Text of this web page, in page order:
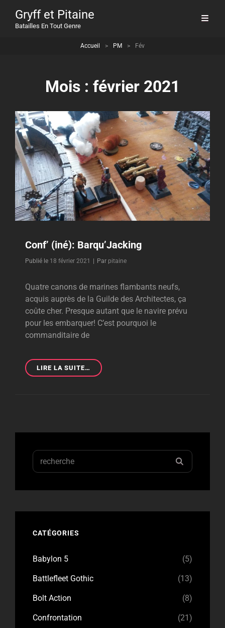
Gryff et Pitaine
Batailles En Tout Genre
Accueil > PM > Fév
Mois : février 2021
Conf’ (iné): Barqu’Jacking
Publié le 18 février 2021 Par Byline
pitaine
Quatre canons de marines flambants neufs,
acquis auprès de la Guilde des Architectes, ça
coûte cher. Presque autant que le navire prévu
pour les embarquer! C’est pourquoi le
commanditaire de
LIRE LA SUITE… CONF’
(INÉ):
Search
for:
CATÉGORIES
Babylon 5 (5)
Battlefleet Gothic (13)
Bolt Action (8)
Confrontation (21)